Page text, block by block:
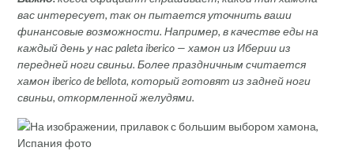
вас интересует, так он пытается уточнить ваши
финансовые возможности. Например, в качестве еды на
каждый день у нас paleta iberico — хамон из Иберии из
передней ноги свиньи. Более праздничным считается
хамон iberico de bellota, который готовят из задней ноги
свиньи, откормленной желудями.